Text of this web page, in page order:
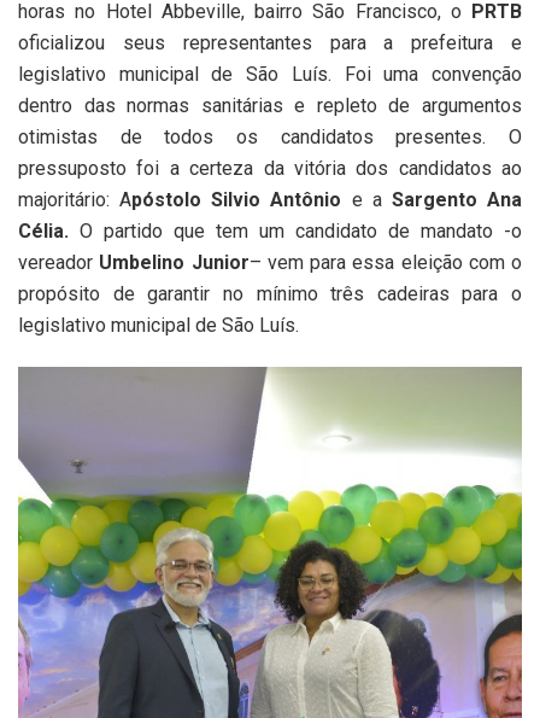
horas no Hotel Abbeville, bairro São Francisco, o PRTB
oficializou seus representantes para a prefeitura e
legislativo municipal de São Luís. Foi uma convenção
dentro das normas sanitárias e repleto de argumentos
otimistas de todos os candidatos presentes. O
pressuposto foi a certeza da vitória dos candidatos ao
majoritário: Apóstolo Silvio Antônio e a Sargento Ana
Célia. O partido que tem um candidato de mandato -o
vereador Umbelino Junior– vem para essa eleição com o
propósito de garantir no mínimo três cadeiras para o
legislativo municipal de São Luís.